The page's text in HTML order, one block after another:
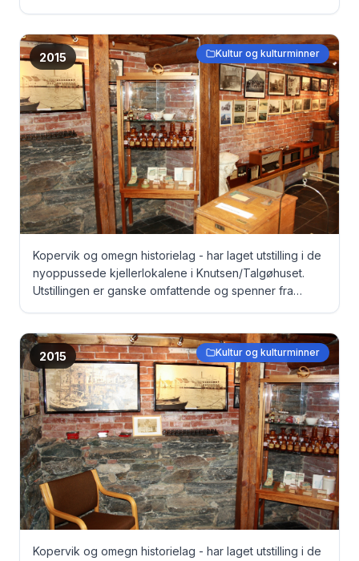
2015 Kultur og kulturminner
Kopervik og omegn historielag - har laget utstilling i de
nyoppussede kjellerlokalene i Knutsen/Talgøhuset.
Utstillingen er ganske omfattende og spenner fra
2015 Kultur og kulturminner
Kopervik og omegn historielag - har laget utstilling i de